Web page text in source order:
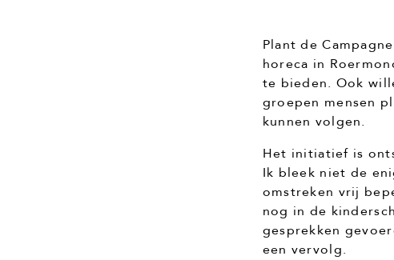
Plant de
horeca in
te bieden. Ook
groepen mensen
kunnen volgen.
Het initiatief is
Ik bleek niet de
omstreken vrij
nog in de
gesprekken
een vervolg.